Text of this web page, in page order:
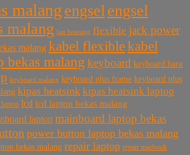
malang engselengsel
malang fan heatsing flexible jack power
malang kabel flexiblekabel
bekas malang keyboard keyboard baru
keyboard malang keyboard plus frame keyboard plus
kipas heatsink kipas heatsink laptop
lcd lcd laptop bekas malang
laptop mainboard laptop bekas
power button laptop bekas malang
bekas malang repair laptop repair macbook